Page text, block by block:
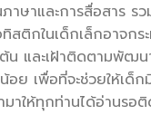
ษาและการสื่อสาร ร
ติกในเด็กเล็กอาจกร
น และเฝ้าติดตามพัฒ
อย เพื่อที่จะช่วยให้เด็ก
าให้ทุกท่านได้อ่านรอ